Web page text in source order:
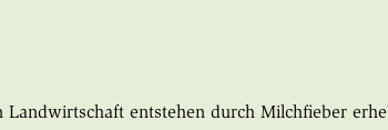
entstehen durch Milchfieber